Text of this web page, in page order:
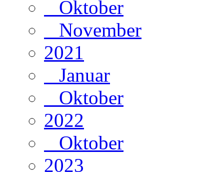
Oktober
November
2021
Januar
Oktober
2022
Oktober
2023